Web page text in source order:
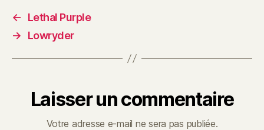
←
Lethal Purple
→
Lowryder
Laisser un commentaire
Votre adresse e-mail ne sera pas publiée.